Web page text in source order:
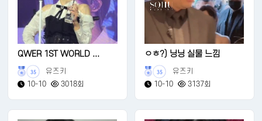
QWER 1ST WORLD ...
35
유즈키
10-10
3018회
ㅇㅎ?) 닝닝 실물 느낌
35
유즈키
10-10
3137회